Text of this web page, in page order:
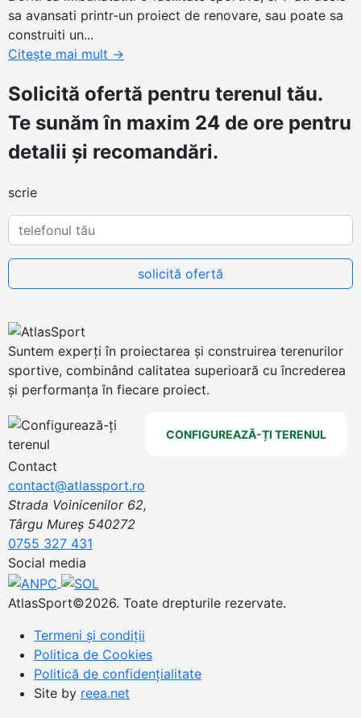
sa avansati printr-un proiect de renovare, sau poate sa
construiti un...
Citește mai mult →
Solicită ofertă pentru terenul tău.
Te sunăm în maxim 24 de ore pentru
detalii și recomandări.
scrie
Suntem experți în proiectarea și construirea terenurilor
sportive, combinând calitatea superioară cu încrederea
și performanța în fiecare proiect.
CONFIGUREAZĂ-ȚI TERENUL
Contact
contact@atlassport.ro
Strada Voinicenilor 62,
Târgu Mureș 540272
0755 327 431
Social media
AtlasSport©2026. Toate drepturile rezervate.
Termeni și condiții
Politica de Cookies
Politică de confidențialitate
Site by reea.net